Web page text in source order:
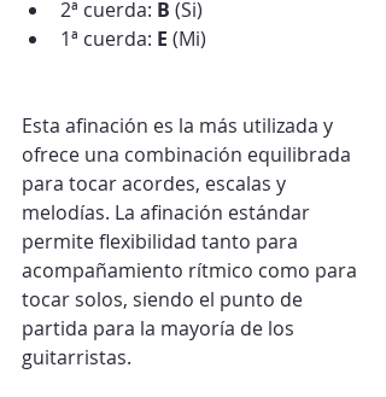
2ª cuerda: B (Si)
1ª cuerda: E (Mi)
Esta afinación es la más utilizada y
ofrece una combinación equilibrada
para tocar acordes, escalas y
melodías. La afinación estándar
permite flexibilidad tanto para
acompañamiento rítmico como para
tocar solos, siendo el punto de
partida para la mayoría de los
guitarristas.